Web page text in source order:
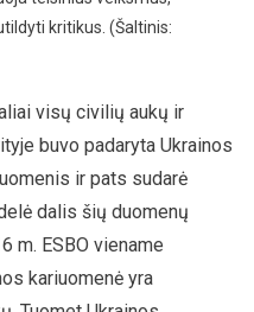
kritikus. (Šaltinis:
visų civilių aukų ir
buvo padaryta Ukrainos
ir pats sudarė
dalis šių duomenų
m. ESBO viename
kariuomenė yra